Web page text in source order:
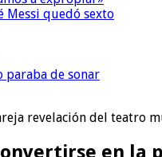
Messi quedó sexto
paraba de sonar
revelación del teatro
en la